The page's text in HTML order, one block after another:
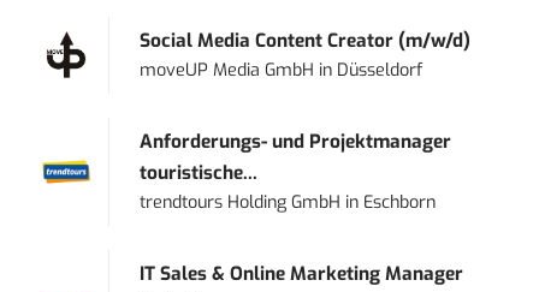
Social Media Content Creator (m/w/d)
moveUP Media GmbH in Düsseldorf
Anforderungs- und Projektmanager
touristische...
trendtours Holding GmbH in Eschborn
IT Sales & Online Marketing Manager